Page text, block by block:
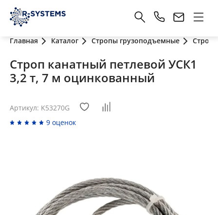
Главная Каталог Стропы грузоподъемные
Строп канатный петлевой УСК1
3,2 т, 7 м оцинкованный
Артикул: K53270G
9 оценок